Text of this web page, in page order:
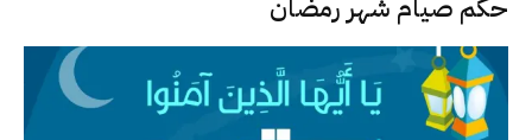
حكم صيام شهر رمضان